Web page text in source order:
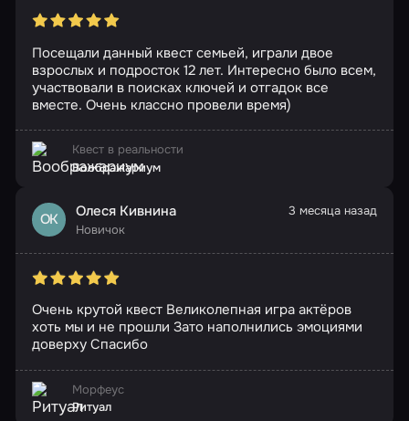
Посещали данный квест семьей, играли двое
взрослых и подросток 12 лет. Интересно было всем,
участвовали в поисках ключей и отгадок все
вместе. Очень классно провели время)
Квест в реальности
Воображариум
ОК Олеся Кивнина
Новичок
3 месяца назад
Очень крутой квест Великолепная игра актёров
хоть мы и не прошли Зато наполнились эмоциями
доверху Спасибо
Морфеус
Ритуал